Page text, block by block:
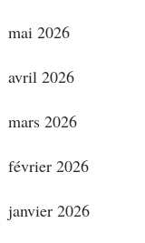
mai 2026
avril 2026
mars 2026
février 2026
janvier 2026